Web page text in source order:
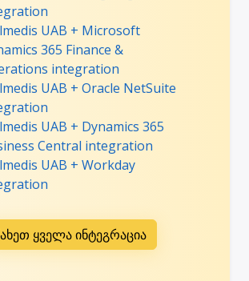
UAB + Microsoft
365 Finance &
integration
UAB + Oracle NetSuite
UAB + Dynamics 365
Central integration
UAB + Workday
ყველა ინტეგრაცია